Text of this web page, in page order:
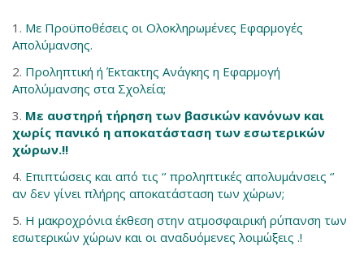
Με Προϋποθέσεις οι Ολοκληρωμένες Εφαρμογές
Απολύμανσης.
Προληπτική ή Έκτακτης Ανάγκης η Εφαρμογή
Απολύμανσης στα Σχολεία;
Με αυστηρή τήρηση των βασικών κανόνων και
χωρίς πανικό η αποκατάσταση των εσωτερικών
χώρων.!!
Επιπτώσεις και από τις ‘’ προληπτικές απολυμάνσεις ‘’
αν δεν γίνει πλήρης αποκατάσταση των χώρων;
Η μακροχρόνια έκθεση στην ατμοσφαιρική ρύπανση των
εσωτερικών χώρων και οι αναδυόμενες λοιμώξεις .!